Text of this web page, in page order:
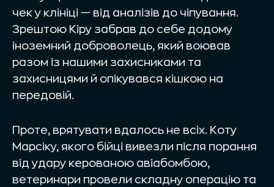
чек у клініці — від аналізів до чіпування.
Зрештою Кіру забрав до себе додому
іноземний доброволець, який воював
разом із нашими захисниками та
захисницями й опікувався кішкою на
передовій.
Проте, врятувати вдалось не всіх. Коту
Марсіку, якого бійці вивезли після порання
від удару керованою авіабомбою,
ветеринари провели складну операцію та